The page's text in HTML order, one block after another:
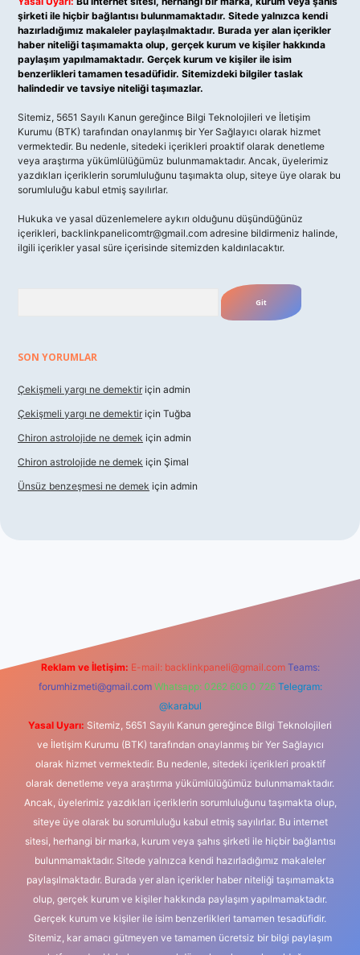
şirketi ile hiçbir bağlantısı bulunmamaktadır. Sitede yalnızca kendi
hazırladığımız makaleler paylaşılmaktadır. Burada yer alan içerikler
haber niteliği taşımamakta olup, gerçek kurum ve kişiler hakkında
paylaşım yapılmamaktadır. Gerçek kurum ve kişiler ile isim
benzerlikleri tamamen tesadüfidir. Sitemizdeki bilgiler taslak
halindedir ve tavsiye niteliği taşımazlar.
Sitemiz, 5651 Sayılı Kanun gereğince Bilgi Teknolojileri ve İletişim
Kurumu (BTK) tarafından onaylanmış bir Yer Sağlayıcı olarak hizmet
vermektedir. Bu nedenle, sitedeki içerikleri proaktif olarak denetleme
veya araştırma yükümlülüğümüz bulunmamaktadır. Ancak, üyelerimiz
yazdıkları içeriklerin sorumluluğunu taşımakta olup, siteye üye olarak bu
sorumluluğu kabul etmiş sayılırlar.
Hukuka ve yasal düzenlemelere aykırı olduğunu düşündüğünüz
içerikleri, backlinkpanelicomtr@gmail.com adresine bildirmeniz halinde,
ilgili içerikler yasal süre içerisinde sitemizden kaldırılacaktır.
SON YORUMLAR
Çekişmeli yargı ne demektir için admin
Çekişmeli yargı ne demektir için Tuğba
Chiron astrolojide ne demek için admin
Chiron astrolojide ne demek için Şimal
Ünsüz benzeşmesi ne demek için admin
Reklam ve İletişim: E-mail: backlinkpaneli@gmail.com Teams:
forumhizmeti@gmail.com Whatsapp: 0262 606 0 726 Telegram:
@karabul
Yasal Uyarı: Sitemiz, 5651 Sayılı Kanun gereğince Bilgi Teknolojileri
ve İletişim Kurumu (BTK) tarafından onaylanmış bir Yer Sağlayıcı
olarak hizmet vermektedir. Bu nedenle, sitedeki içerikleri proaktif
olarak denetleme veya araştırma yükümlülüğümüz bulunmamaktadır.
Ancak, üyelerimiz yazdıkları içeriklerin sorumluluğunu taşımakta olup,
siteye üye olarak bu sorumluluğu kabul etmiş sayılırlar. Bu internet
sitesi, herhangi bir marka, kurum veya şahıs şirketi ile hiçbir bağlantısı
bulunmamaktadır. Sitede yalnızca kendi hazırladığımız makaleler
paylaşılmaktadır. Burada yer alan içerikler haber niteliği taşımamakta
olup, gerçek kurum ve kişiler hakkında paylaşım yapılmamaktadır.
Gerçek kurum ve kişiler ile isim benzerlikleri tamamen tesadüfidir.
Sitemiz, kar amacı gütmeyen ve tamamen ücretsiz bir bilgi paylaşım